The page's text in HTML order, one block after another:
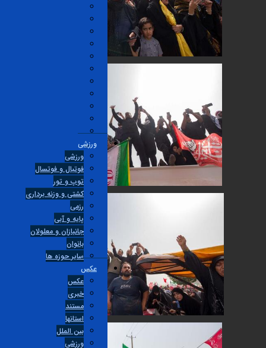
ورزشی
ورزشی
فوتبال و فوتسال
توپ و تور
کشتی و وزنه برداری
پایه و آبی
جانبازان و معلولان
بانوان
ساير حوزه ها
عکس
عکس
خبری
مستند
استانها
بین الملل
ورزشی